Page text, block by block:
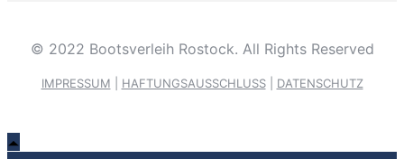
© 2022 Bootsverleih Rostock. All Rights Reserved
IMPRESSUM HAFTUNGSAUSSCHLUSS| DATENSCHUTZ